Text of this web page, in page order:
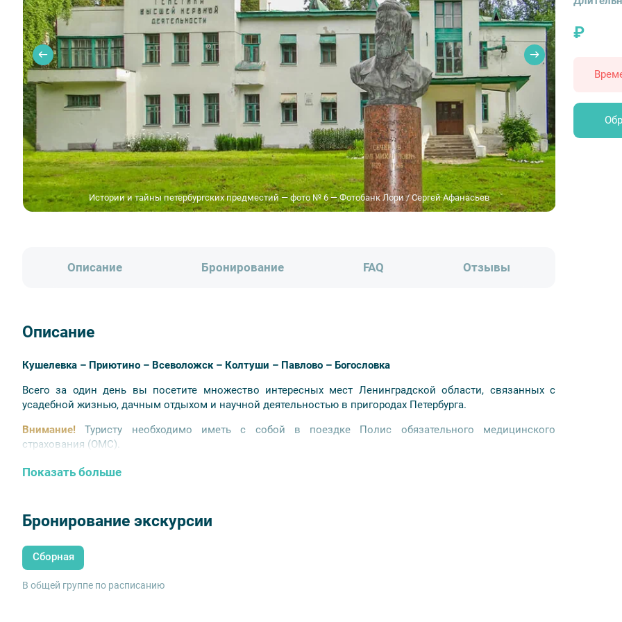
Истории и тайны петербургских предместий — фото № 6 — Фотобанк Лори / Сергей Афанасьев
₽
Описание Бронирование FAQ Отзывы
Описание
Кушелевка – Приютино – Всеволожск – Колтуши – Павлово – Богословка
Всего за один день вы посетите множество интересных мест Ленинградской области, связанных с
усадебной жизнью, дачным отдыхом и научной деятельностью в пригородах Петербурга.
Внимание!Туристу необходимо иметь с собой в поездке Полис обязательного медицинского
страхования (ОМС).
Программа экскурсии
и многое другое в Петербурге, связано с именем Петра I. Вы узнаете, какие законы, касающиеся
нашего города. В качестве яркого примера Вас ждет знакомство с историей Полюстрово, где были
обнаружены железистые воды, а владелец земель, почетный член Академии Наук, граф Кушелев-
Безбородко, основал в XVIII веке водолечебницу, получившую большую известность.
Показать больше
Бронирование экскурсии
Сборная
В общей группе по расписанию